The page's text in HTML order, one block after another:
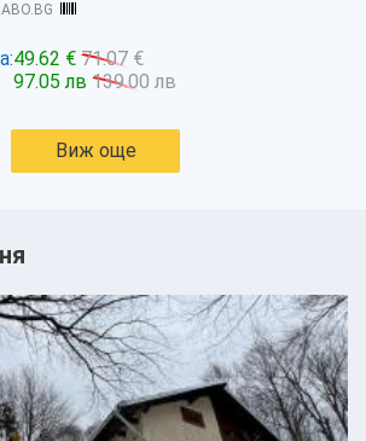
49.62 € 71.07 €
97.05 лв 139.00 лв
Виж още